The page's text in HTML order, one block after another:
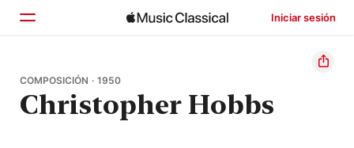
Iniciar sesión
Inicio
Explorar
COMPOSICIÓN · 1950
Christopher Hobbs